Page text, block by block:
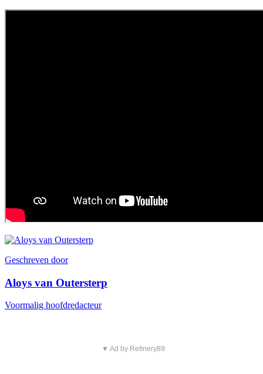
Geschreven door
Aloys van Outersterp
Voormalig hoofdredacteur
▼ Ad by Refinery89